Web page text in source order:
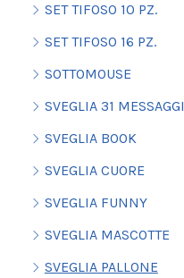
SET TIFOSO 10 PZ.
SET TIFOSO 16 PZ.
SOTTOMOUSE
SVEGLIA 31 MESSAGGI
SVEGLIA BOOK
SVEGLIA CUORE
SVEGLIA FUNNY
SVEGLIA MASCOTTE
SVEGLIA PALLONE